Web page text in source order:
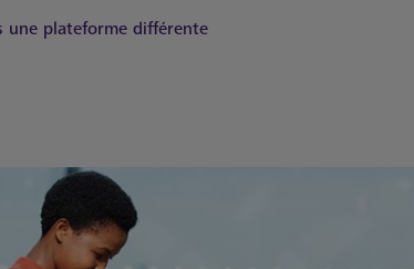
une plateforme différente